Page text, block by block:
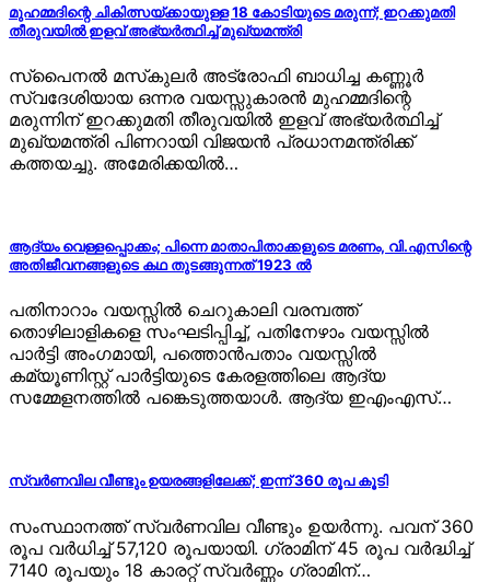
മുഹമ്മദിന്റെ ചികിത്സയ്ക്കായുള്ള 18 കോടിയുടെ മരുന്ന്; ഇറക്കുമതി
തീരുവയില്‍ ഇളവ് അഭ്യര്‍ത്ഥിച്ച് മുഖ്യമന്ത്രി
സ്‌പൈനല്‍ മസ്‌കുലര്‍ അട്രോഫി ബാധിച്ച കണ്ണൂര്‍
സ്വദേശിയായ ഒന്നര വയസ്സുകാരന്‍ മുഹമ്മദിന്റെ
മരുന്നിന് ഇറക്കുമതി തീരുവയില്‍ ഇളവ് അഭ്യര്‍ത്ഥിച്ച്
മുഖ്യമന്ത്രി പിണറായി വിജയന്‍ പ്രധാനമന്ത്രിക്ക്
കത്തയച്ചു. അമേരിക്കയില്‍…
ആദ്യം വെള്ളപ്പൊക്കം; പിന്നെ മാതാപിതാക്കളുടെ മരണം, വി.എസിന്റെ
അതിജീവനങ്ങളുടെ കഥ തുടങ്ങുന്നത് 1923 ൽ
പതിനാറാം വയസ്സിൽ ചെറുകാലി വരമ്പത്ത്
തൊഴിലാളികളെ സംഘടിപ്പിച്ച്, പതിനേഴാം വയസ്സിൽ
പാർട്ടി അംഗമായി, പത്തൊൻപതാം വയസ്സിൽ
കമ്യൂണിസ്റ്റ് പാർട്ടിയുടെ കേരളത്തിലെ ആദ്യ
സമ്മേളനത്തിൽ പങ്കെടുത്തയാൾ. ആദ്യ ഇഎംഎസ്…
സ്വർണവില വീണ്ടും ഉയരങ്ങളിലേക്ക്; ഇന്ന് 360 രൂപ കൂടി
സംസ്ഥാനത്ത് സ്വർണവില വീണ്ടും ഉയർന്നു. പവന് 360
രൂപ വർധിച്ച് 57,120 രൂപയായി. ഗ്രാമിന് 45 രൂപ വർദ്ധിച്ച്
7140 രൂപയും 18 കാരറ്റ് സ്വർണ്ണം ഗ്രാമിന്…